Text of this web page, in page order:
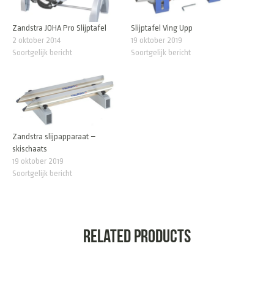
Zandstra JOHA Pro Slijptafel
2 oktober 2014
Soortgelijk bericht
Slijptafel Ving Upp
19 oktober 2019
Soortgelijk bericht
Zandstra slijpapparaat –
skischaats
19 oktober 2019
Soortgelijk bericht
Related products